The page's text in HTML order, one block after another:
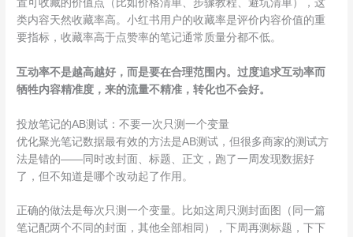
置可收藏的价值点（比如价格清单、步骤教程、避坑清单），这
类内容天然收藏率高。小红书用户的收藏率是评价内容价值的重
要指标，收藏率高于点赞率的笔记通常质量分都不低。
互动率不是越高越好，而是要在合理范围内。过度追求互动率而
牺牲内容精准度，来的流量不精准，转化也不会好。
投放笔记的AB测试：不要一次只测一个变量
优化聚光笔记数据最有效的方法是AB测试，但很多商家的测试方
法是错的——同时改封面、标题、正文，跑了一周发现数据好
了，但不知道是哪个改动起了作用。
正确的做法是每次只测一个变量。比如这周只测封面图（同一篇
笔记配两个不同的封面，其他全部相同），下周再测标题，下下